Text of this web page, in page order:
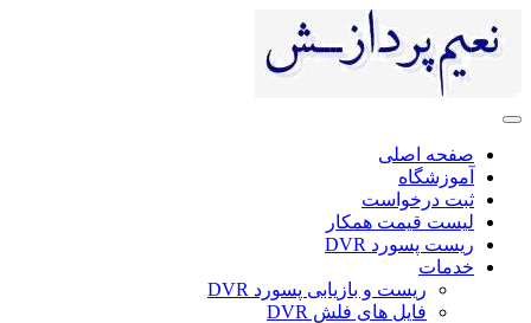
صفحه اصلی
آموزشگاه
ثبت درخواست
لیست قیمت همکار
ریست پسورد DVR
خدمات
ریست و بازیابی پسورد DVR
فایل های فلش DVR